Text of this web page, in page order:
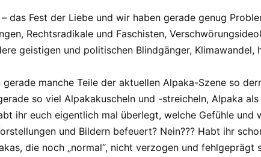
das Fest der Liebe und wir haben gerade genug
Rechtsradikale und Faschisten,
geistigen und politischen Blindgänger, Klimawandel,
manche Teile der aktuellen Alpaka-Szene so
so viel Alpakakuscheln und -streicheln, Alpaka
ihr euch eigentlich mal überlegt, welche Gefühle
und Bildern befeuert? Nein??? Habt ihr
die noch „normal“, nicht verzogen und